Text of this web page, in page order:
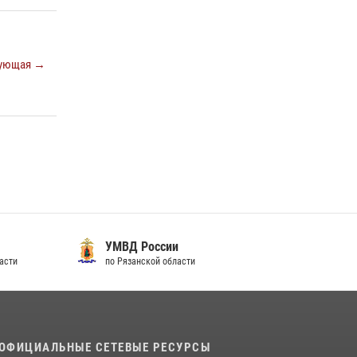
→
УМВД России
по Рязанской области
СЕТЕВЫЕ РЕСУРСЫ